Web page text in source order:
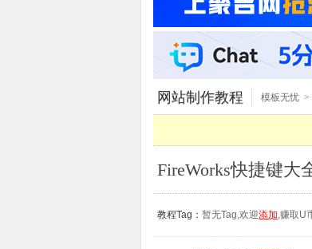
网站制作教程 模板无忧 >
FireWorks快捷键大
教程Tag： 暂无Tag,欢迎添加,赚取U